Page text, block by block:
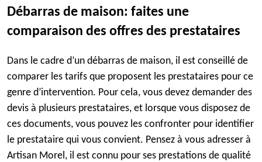
Débarras de maison: faites une
comparaison des offres des prestataires
Dans le cadre d’un débarras de maison, il est conseillé de
comparer les tarifs que proposent les prestataires pour ce
genre d’intervention. Pour cela, vous devez demander des
devis à plusieurs prestataires, et lorsque vous disposez de
ces documents, vous pouvez les confronter pour identifier
le prestataire qui vous convient. Pensez à vous adresser à
Artisan Morel, il est connu pour ses prestations de qualité